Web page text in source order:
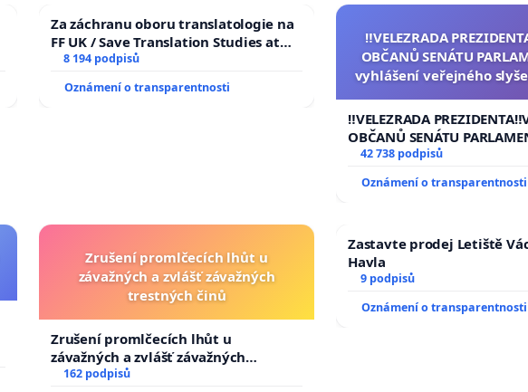
Za záchranu oboru translatologie na
FF UK / Save Translation Studies at
the Faculty of Arts, Charles
8 194 podpisů
Oznámení o transparentnosti
‼️VELEZRADA
OBČANŮ SENÁTU
vyhlášení veřejného
na přijetí usnesení k
žaloby na prezidenta
‼️VELEZRADA
OBČANŮ SENÁTU
vyhlášení veřejného
na přijetí usnesení k
42 738 podpisů
Oznámení o transparentnosti
Zrušení promlčecích lhůt u
závažných a zvlášť závažných
trestných činů
Zrušení promlčecích lhůt u
závažných a zvlášť závažných
trestných činů
162 podpisů
Zastavte prodej Letiště
Havla
9 podpisů
Oznámení o transparentnosti